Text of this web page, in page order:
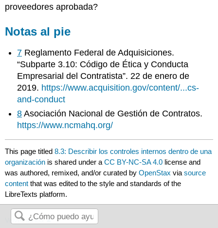
proveedores aprobada?
Notas al pie
7 Reglamento Federal de Adquisiciones.
“Subparte 3.10: Código de Ética y Conducta
Empresarial del Contratista”. 22 de enero de
2019. https://www.acquisition.gov/content/...cs-
and-conduct
8 Asociación Nacional de Gestión de Contratos.
https://www.ncmahq.org/
This page titled8.3: Describir los controles internos dentro de una
organización is shared under aCC BY-NC-SA 4.0 license and
was authored, remixed, and/or curated byOpenStax viasource
content that was edited to the style and standards of the
LibreTexts platform.
Volver arriba